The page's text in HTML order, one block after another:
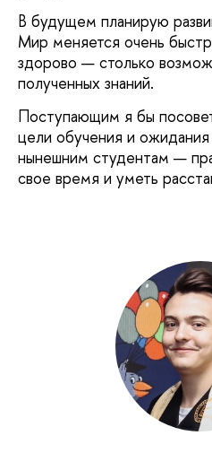
В будущем планирую
Мир меняется очень
здорово — столько
полученных знаний.
Поступающим я бы
цели обучения и
нынешним студентам —
свое время и уметь